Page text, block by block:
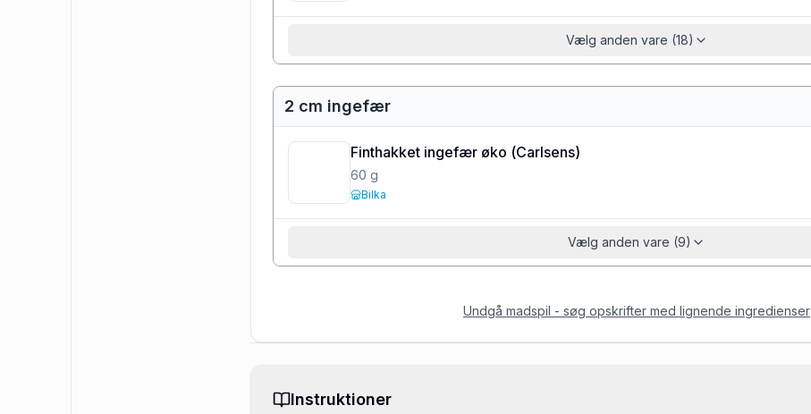
Vælg anden vare (18)
2 cm ingefær
Finthakket ingefær øko (Carlsens)
60 g
Bilka
Vælg anden vare (9)
Undgå madspil - søg opskrifter med lignende ingredienser
Instruktioner